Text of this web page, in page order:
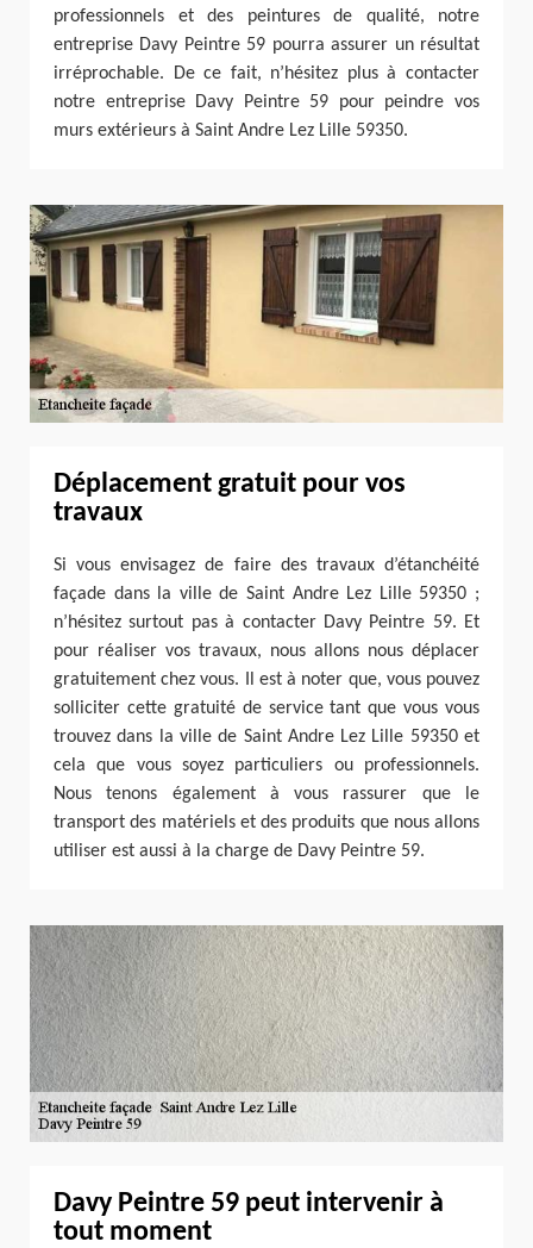
professionnels et des peintures de qualité, notre
entreprise Davy Peintre 59 pourra assurer un résultat
irréprochable. De ce fait, n’hésitez plus à contacter
notre entreprise Davy Peintre 59 pour peindre vos
murs extérieurs à Saint Andre Lez Lille 59350.
Déplacement gratuit pour vos
travaux
Si vous envisagez de faire des travaux d’étanchéité
façade dans la ville de Saint Andre Lez Lille 59350 ;
n’hésitez surtout pas à contacter Davy Peintre 59. Et
pour réaliser vos travaux, nous allons nous déplacer
gratuitement chez vous. Il est à noter que, vous pouvez
solliciter cette gratuité de service tant que vous vous
trouvez dans la ville de Saint Andre Lez Lille 59350 et
cela que vous soyez particuliers ou professionnels.
Nous tenons également à vous rassurer que le
transport des matériels et des produits que nous allons
utiliser est aussi à la charge de Davy Peintre 59.
Davy Peintre 59 peut intervenir à
tout moment